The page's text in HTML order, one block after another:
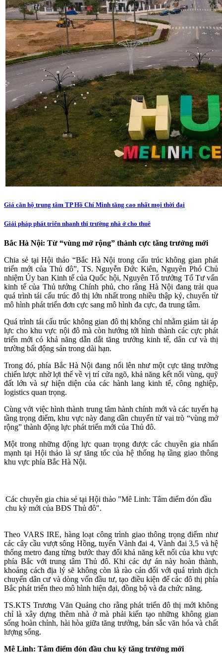
Giá căn hộ trung tâm TP Hồ Chí Minh tăng cao nhất mọi thời đại
Giải pháp phát triển nhanh thị trường nhà ở cho thuê
Bắc Hà Nội: Từ “vùng mở rộng” thành cực tăng trưởng mới
Chia sẻ tại Hội thảo “Bắc Hà Nội trong cấu trúc không gian phát
triển mới của Thủ đô”, TS. Nguyễn Đức Kiên, Nguyên Phó Chủ
nhiệm Ủy ban Kinh tế của Quốc hội, Nguyên Tổ trưởng Tổ Tư vấn
kinh tế của Thủ tướng Chính phủ, cho rằng Hà Nội đang trải qua
quá trình tái cấu trúc đô thị lớn nhất trong nhiều thập kỷ, chuyển từ
mô hình phát triển đơn cực sang mô hình đa cực, đa trung tâm.
Quá trình tái cấu trúc không gian đô thị không chỉ nhằm giảm tải áp
lực cho khu vực nội đô mà còn hướng tới hình thành các cực phát
triển mới có khả năng dẫn dắt tăng trưởng kinh tế, dân cư và thị
trường bất động sản trong dài hạn.
Trong đó, phía Bắc Hà Nội đang nổi lên như một cực tăng trưởng
chiến lược nhờ lợi thế về vị trí cửa ngõ, khả năng kết nối vùng, quỹ
đất lớn và sự hiện diện của các hành lang kinh tế, công nghiệp,
logistics quan trọng.
Cùng với việc hình thành trung tâm hành chính mới và các tuyến hạ
tầng trọng điểm, khu vực này đang dần chuyển từ vai trò “vùng mở
rộng” thành động lực phát triển mới của Thủ đô.
Một trong những động lực quan trọng được các chuyên gia nhấn
mạnh tại Hội thảo là sự tăng tốc của hệ thống hạ tầng giao thông
khu vực phía Bắc Hà Nội.
Các chuyên gia chia sẻ tại Hội thảo "Mê Linh: Tâm điểm đón đầu
chu kỳ mới của BĐS Thủ đô".
Theo VARS IRE, hàng loạt công trình giao thông trọng điểm như
các cây cầu vượt sông Hồng, tuyến Vành đai 4, Vành đai 3,5 và hệ
thống metro đang từng bước thay đổi khả năng kết nối của khu vực
phía Bắc với trung tâm Thủ đô. Khi các dự án này hoàn thành,
khoảng cách địa lý sẽ không còn là rào cản đối với quá trình dịch
chuyển dân cư và dòng vốn đầu tư, tạo điều kiện để các đô thị phía
Bắc phát triển theo mô hình hiện đại, đồng bộ và đa chức năng.
TS.KTS Trương Văn Quảng cho rằng phát triển đô thị mới không
chỉ là xây dựng thêm nhà ở mà phải kiến tạo những không gian
sống hoàn chỉnh, hài hòa giữa tăng trưởng, bản sắc văn hóa và chất
lượng sống.
Mê Linh: Tâm điểm đón đầu chu kỳ tăng trưởng mới